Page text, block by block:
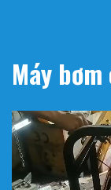
Máy
Trình
chơi
Video